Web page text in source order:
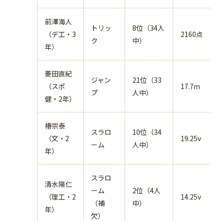
前澤海人
（デ工・3
年）
トリッ
ク
8位（34人
中）
2160点
菱田直紀
（スポ
健・2年）
ジャン
プ
21位（33
人中）
17.7ｍ
椿宗泰
（文・2
年）
スラロ
ーム
10位（34
人中）
19.25v
清水陽仁
（理工・2
年）
スラロ
ーム
（補
欠）
2位（4人
中）
14.25v